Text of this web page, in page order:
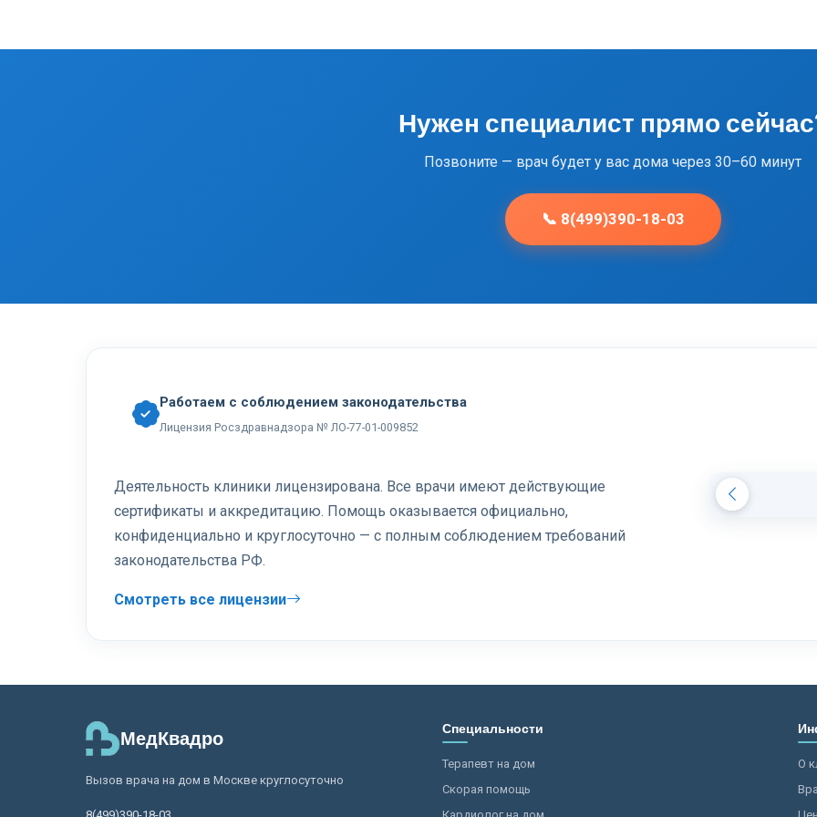
Нужен специалист прямо
Позвоните — врач будет у вас дома через 30–60 минут
📞 8(499)390-18-03
Работаем с соблюдением законодательства
Лицензия Росздравнадзора № ЛО-77-01-009852
Деятельность клиники лицензирована. Все врачи имеют действующие
сертификаты и аккредитацию. Помощь оказывается официально,
конфиденциально и круглосуточно — с полным соблюдением требований
законодательства РФ.
Смотреть все лицензии
МедКвадро
Вызов врача на дом в Москве круглосуточно
Специальности
Терапевт на дом
Скорая помощь
О